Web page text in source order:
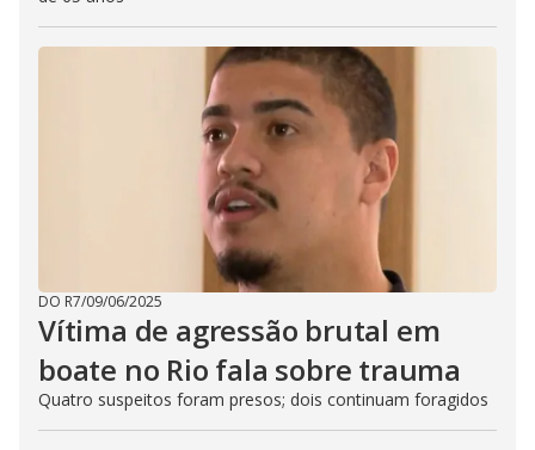
DO R7/09/06/2025
Vítima de agressão brutal em
boate no Rio fala sobre trauma
Quatro suspeitos foram presos; dois continuam foragidos